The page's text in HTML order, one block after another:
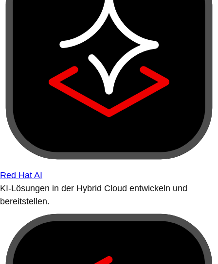
Red Hat AI
KI-Lösungen in der Hybrid Cloud entwickeln und
bereitstellen.